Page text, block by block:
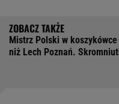
Mistrz Polski w
niż Lech Poznań.